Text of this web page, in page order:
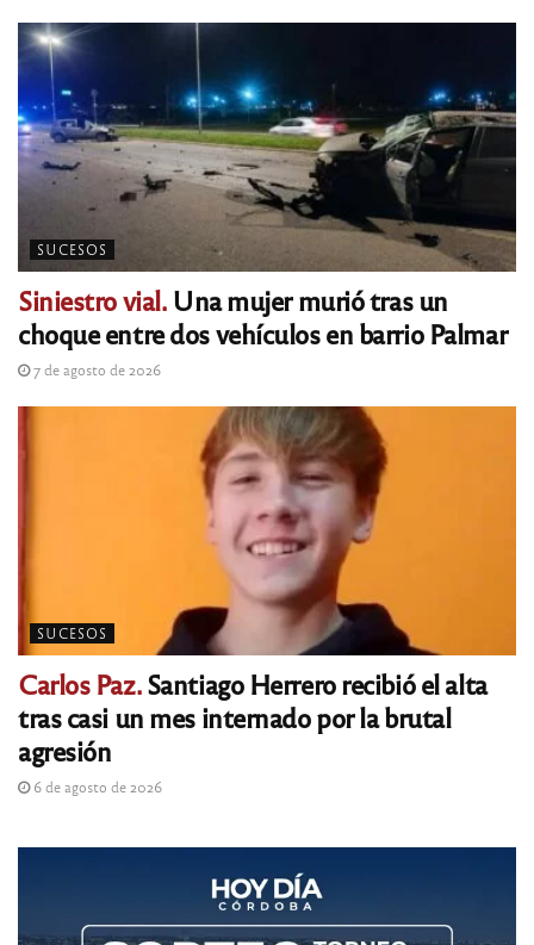
SUCESOS
Siniestro vial.Una mujer murió tras un
choque entre dos vehículos en barrio Palmar
7 de agosto de 2026
SUCESOS
Carlos Paz.Santiago Herrero recibió el alta
tras casi un mes internado por la brutal
agresión
6 de agosto de 2026